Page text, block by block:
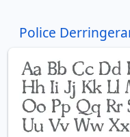
Police